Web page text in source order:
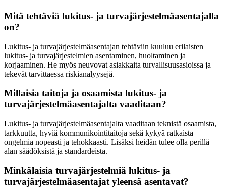
Mitä tehtäviä lukitus- ja turvajärjestelmäasentajalla
on?
Lukitus- ja turvajärjestelmäasentajan tehtäviin kuuluu erilaisten
lukitus- ja turvajärjestelmien asentaminen, huoltaminen ja
korjaaminen. He myös neuvovat asiakkaita turvallisuusasioissa ja
tekevät tarvittaessa riskianalyysejä.
Millaisia taitoja ja osaamista lukitus- ja
turvajärjestelmäasentajalta vaaditaan?
Lukitus- ja turvajärjestelmäasentajalta vaaditaan teknistä osaamista,
tarkkuutta, hyviä kommunikointitaitoja sekä kykyä ratkaista
ongelmia nopeasti ja tehokkaasti. Lisäksi heidän tulee olla perillä
alan säädöksistä ja standardeista.
Minkälaisia turvajärjestelmiä lukitus- ja
turvajärjestelmäasentajat yleensä asentavat?